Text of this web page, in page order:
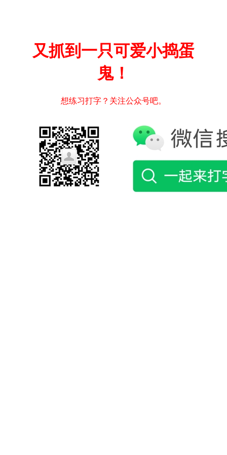
又抓到一只可爱小捣蛋
鬼！
想练习打字？关注公众号吧。